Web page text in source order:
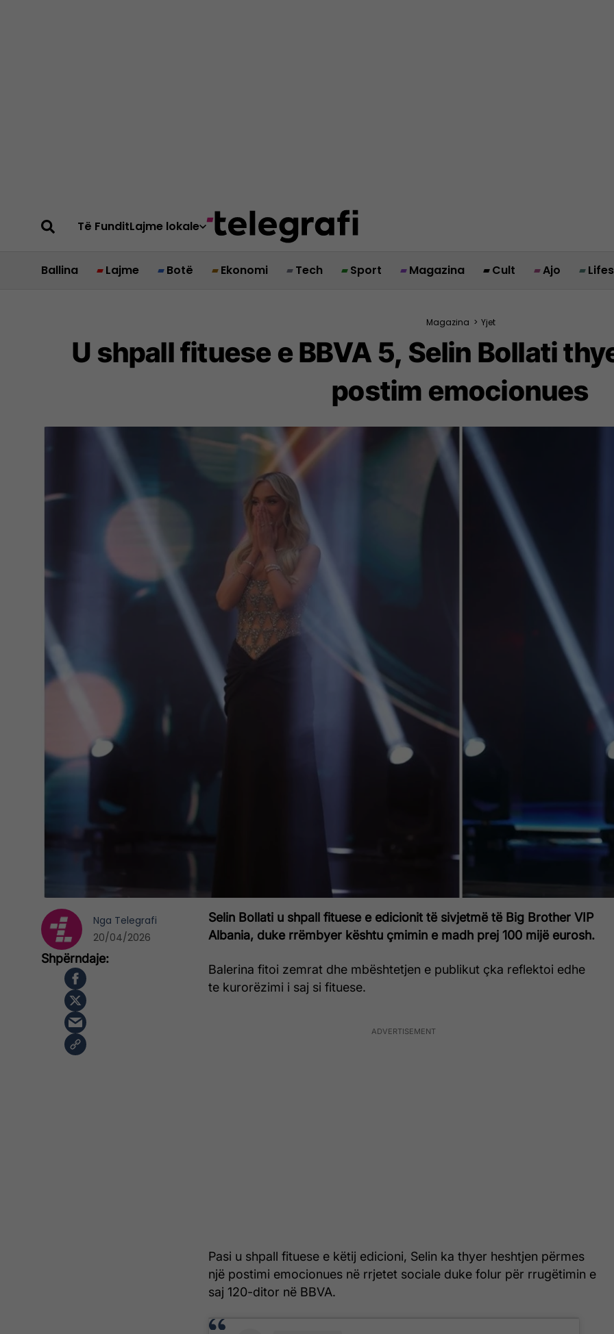
Të FunditLajme lokale
Ballina Lajme Botë Ekonomi Tech Sport Magazina Cult Ajo
Magazina > Yjet
U shpall fituese e BBVA 5, Selin Bollati
postim emocionues
Selin Bollati u shpall fituese e edicionit të sivjetmë të Big Brother VIP
Albania, duke rrëmbyer kështu çmimin e madh prej 100 mijë eurosh.
Balerina fitoi zemrat dhe mbështetjen e publikut çka reflektoi edhe
te kurorëzimi i saj si fituese.
Pasi u shpall fituese e këtij edicioni, Selin ka thyer heshtjen përmes
një postimi emocionues në rrjetet sociale duke folur për rrugëtimin e
saj 120-ditor në BBVA.
Nga Telegrafi
20/04/2026